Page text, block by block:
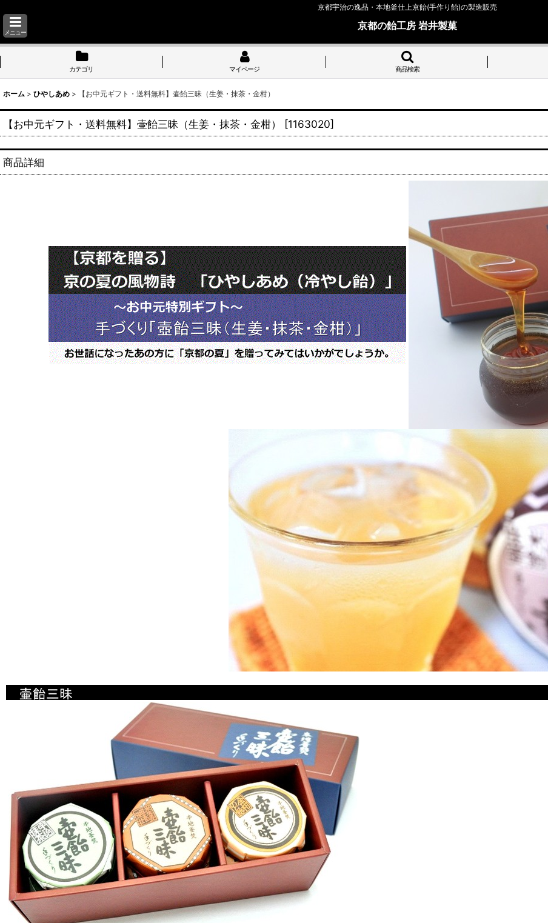
京都宇治の逸品・本地釜仕上京飴(手作り飴)の製造販売
メニュー
京都の飴工房 岩井製菓
カテゴリ マイページ 商品検索
ホーム > ひやしあめ > 【お中元ギフト・送料無料】壷飴三昧（生姜・抹茶・金柑）
【お中元ギフト・送料無料】壷飴三昧（生姜・抹茶・金柑） [1163020]
商品詳細